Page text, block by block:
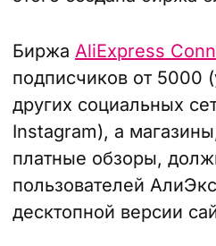
Биржа AliExpress
подписчиков от 5000
других социальных
Instagram), а
платные обзоры,
пользователей
десктопной версии